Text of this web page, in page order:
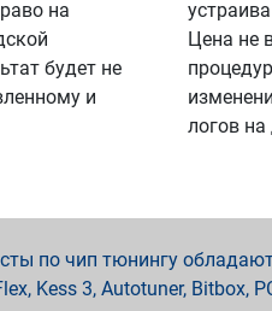
на
будет не
и
Цена не
логов на
по чип тюнингу
Kess 3, Autotuner, Bitbox,